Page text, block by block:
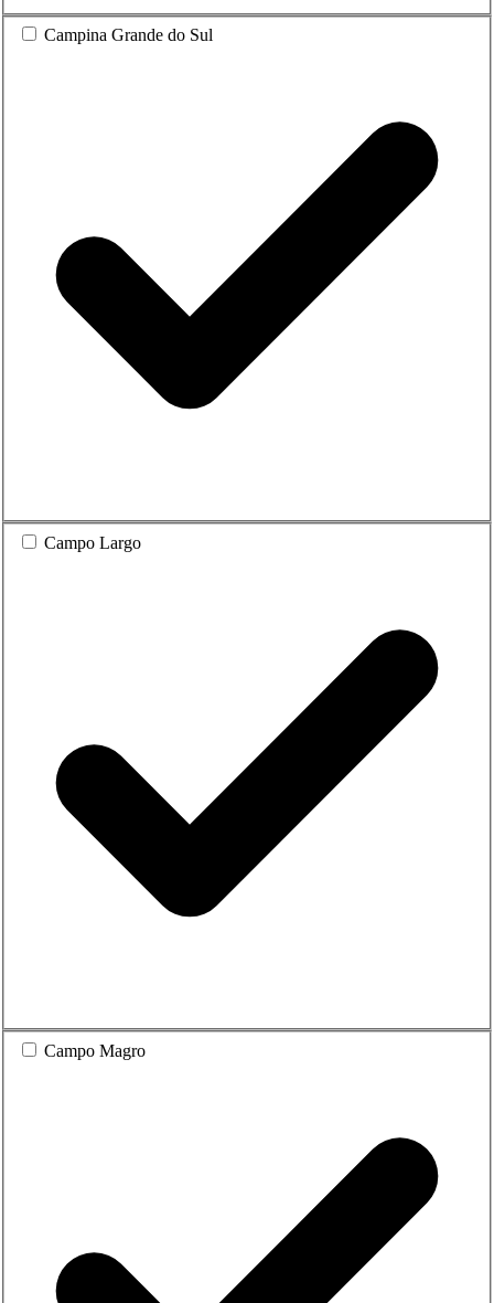
Campina Grande do Sul
Campo Largo
Campo Magro